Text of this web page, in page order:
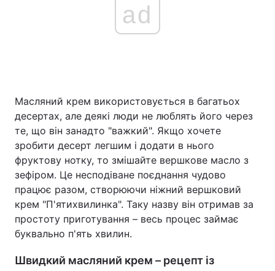
ad
Масляний крем використовується в багатьох
десертах, але деякі люди не люблять його через
те, що він занадто "важкий". Якщо хочете
зробити десерт легшим і додати в нього
фруктову нотку, то змішайте вершкове масло з
зефіром. Це несподіване поєднання чудово
працює разом, створюючи ніжний вершковий
крем "П'ятихвилинка". Таку назву він отримав за
простоту приготування – весь процес займає
буквально п'ять хвилин.
Швидкий масляний крем – рецепт із